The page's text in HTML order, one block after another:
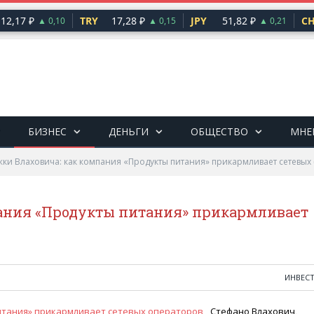
₽ ▲ 0,10 TRY 17,28 ₽ ▲ 0,15 JPY 51,82 ₽ ▲ 0,21 CHF
БИЗНЕС ДЕНЬГИ ОБЩЕСТВО
Влаховича: как компания «Продукты питания» прикармливает
«Продукты питания» прикармливает
Стефано Влахович,